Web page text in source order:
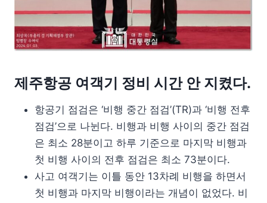
제주항공 여객기 정비 시간 안 지켰다.
항공기 점검은 ‘비행 중간 점검’(TR)과 ‘비행 전후
점검’으로 나뉜다. 비행과 비행 사이의 중간 점검
은 최소 28분이고 하루 기준으로 마지막 비행과
첫 비행 사이의 전후 점검은 최소 73분이다.
사고 여객기는 이틀 동안 13차례 비행을 하면서
첫 비행과 마지막 비행이라는 개념이 없었다. 비